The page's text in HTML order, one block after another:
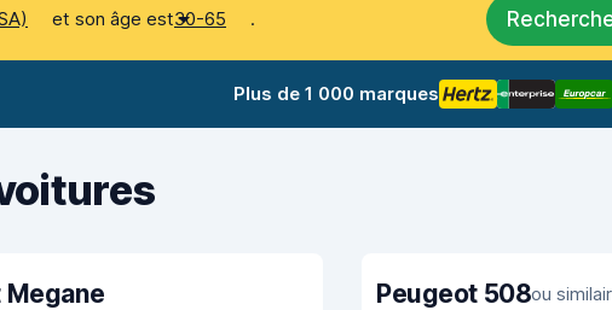
et son âge est30-65 .
Plus de 1 000 marques
Megane Peugeot 508ou